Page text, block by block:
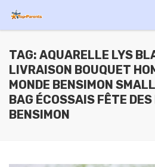
TAG: AQUARELLE LYS
LIVRAISON BOUQUET
MONDE BENSIMON
BAG ÉCOSSAIS FÊTE DES
BENSIMON